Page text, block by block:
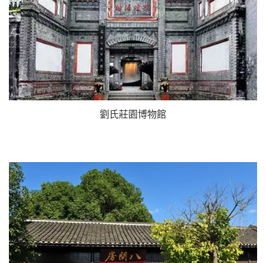
劉氏莊園博物館